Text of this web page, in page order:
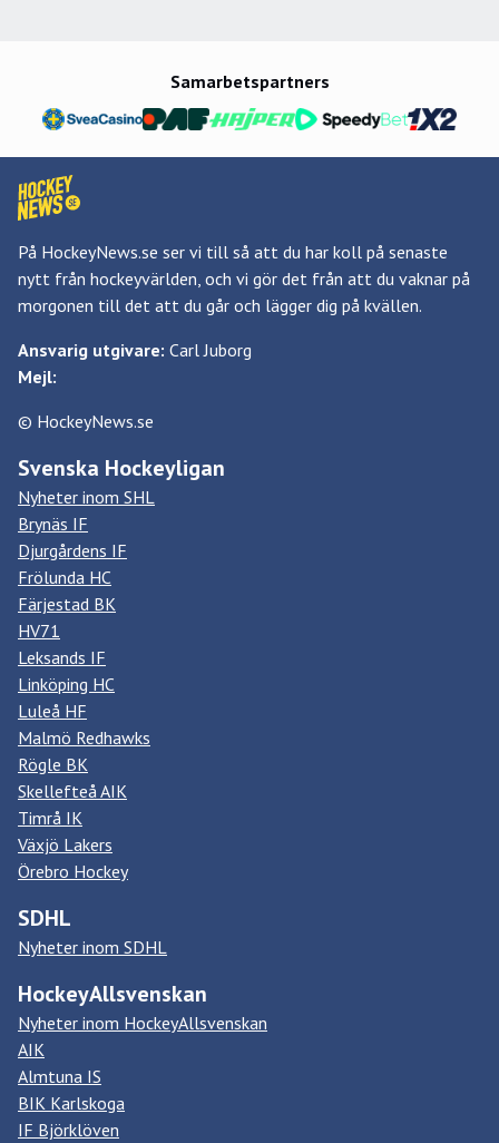
Samarbetspartners
På HockeyNews.se ser vi till så att du har koll på senaste
nytt från hockeyvärlden, och vi gör det från att du vaknar på
morgonen till det att du går och lägger dig på kvällen.
Ansvarig utgivare: Carl Juborg
Mejl:
© HockeyNews.se
Svenska Hockeyligan
Nyheter inom SHL
Brynäs IF
Djurgårdens IF
Frölunda HC
Färjestad BK
HV71
Leksands IF
Linköping HC
Luleå HF
Malmö Redhawks
Rögle BK
Skellefteå AIK
Timrå IK
Växjö Lakers
Örebro Hockey
SDHL
Nyheter inom SDHL
HockeyAllsvenskan
Nyheter inom HockeyAllsvenskan
AIK
Almtuna IS
BIK Karlskoga
IF Björklöven